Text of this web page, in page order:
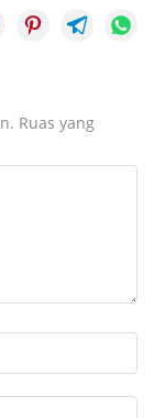
Ruas yang